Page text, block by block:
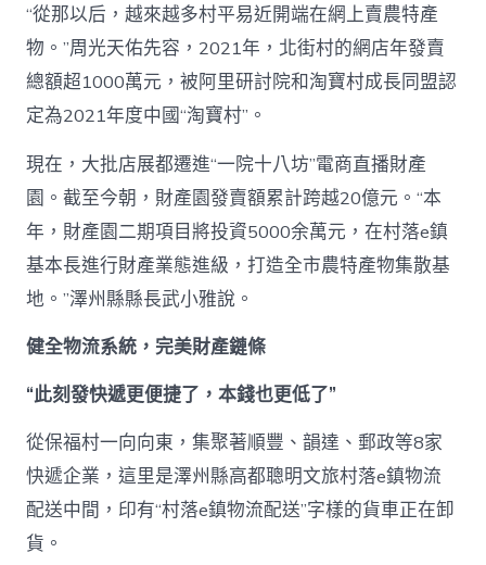
“從那以后，越來越多村平易近開端在網上賣農特產
物。”周光天佑先容，2021年，北街村的網店年發賣
總額超1000萬元，被阿里研討院和淘寶村成長同盟認
定為2021年度中國“淘寶村”。
現在，大批店展都遷進“一院十八坊”電商直播財產
園。截至今朝，財產園發賣額累計跨越20億元。“本
年，財產園二期項目將投資5000余萬元，在村落e鎮
基本長進行財產業態進級，打造全市農特產物集散基
地。”澤州縣縣長武小雅說。
健全物流系統，完美財產鏈條
“此刻發快遞更便捷了，本錢也更低了”
從保福村一向向東，集聚著順豐、韻達、郵政等8家
快遞企業，這里是澤州縣高都聰明文旅村落e鎮物流
配送中間，印有“村落e鎮物流配送”字樣的貨車正在卸
貨。